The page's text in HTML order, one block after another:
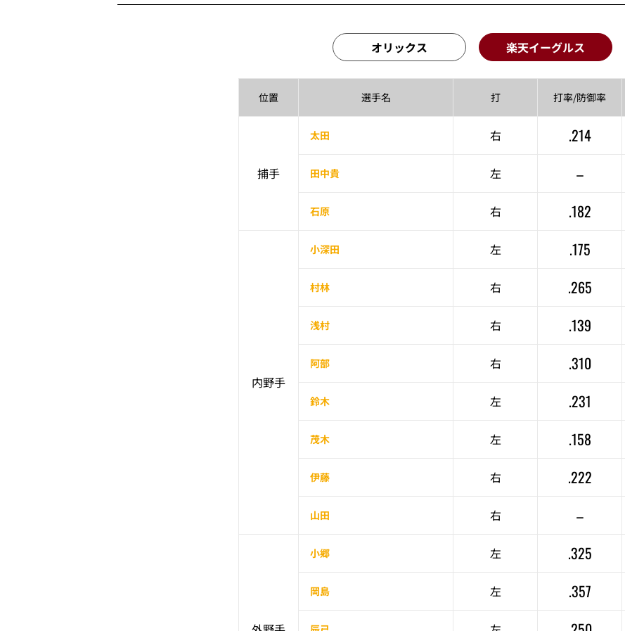
オリックス 楽天イーグルス
位置 選手名 打 打率/防御率
捕手
太田 右 .214
田中貴 左 –
石原 右 .182
内野手
小深田 左 .175
村林 右 .265
浅村 右 .139
阿部 右 .310
鈴木 左 .231
茂木 左 .158
伊藤 右 .222
山田 右 –
小郷 左 .325
岡島 左 .357